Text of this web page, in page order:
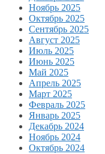
Ноябрь 2025
Октябрь 2025
Сентябрь 2025
Август 2025
Июль 2025
Июнь 2025
Май 2025
Апрель 2025
Март 2025
Февраль 2025
Январь 2025
Декабрь 2024
Ноябрь 2024
Октябрь 2024